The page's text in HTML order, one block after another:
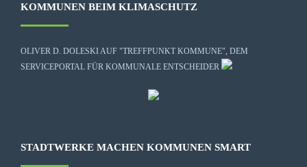
KOMMUNEN BEIM KLIMASCHUTZ
OLIVER D. DOLESKI AUF "TREFFPUNKT KOMMUNE", DEM
SERVICEPORTAL FÜR KOMMUNALE ENTSCHEIDER
STADTWERKE MACHEN KOMMUNEN SMART